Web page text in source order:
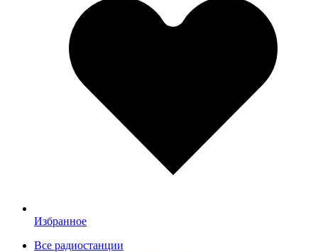
Избранное
Все радиостанции